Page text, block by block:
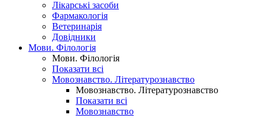
Лікарські засоби
Фармакологія
Ветеринарія
Довідники
Мови. Філологія
Мови. Філологія
Показати всі
Мовознавство. Літературознавство
Мовознавство. Літературознавство
Показати всі
Мовознавство